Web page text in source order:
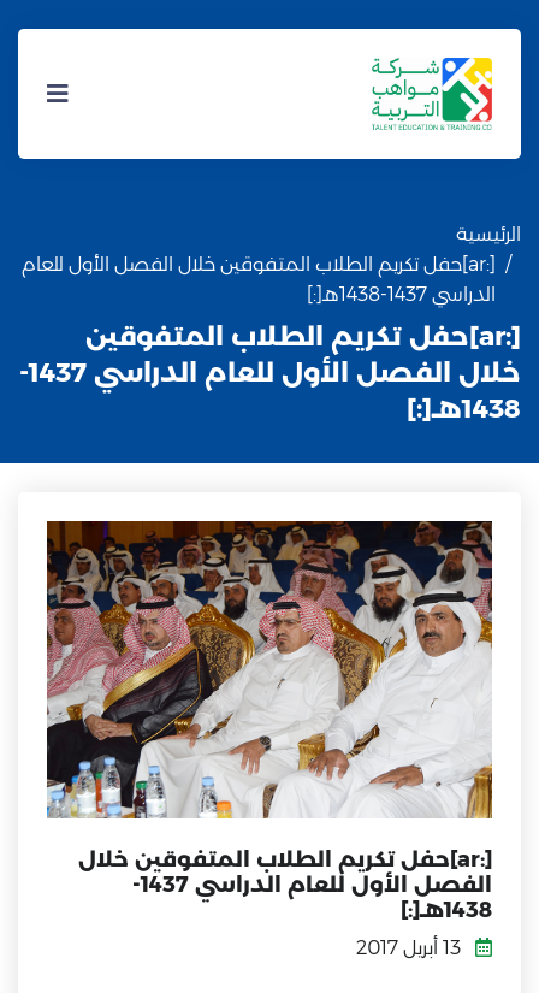
الرئيسية
[:ar]حفل تكريم الطلاب المتفوقين خلال الفصل الأول للعام
الدراسي 1437-1438هـ[:]
[:ar]حفل تكريم الطلاب المتفوقين
خلال الفصل الأول للعام الدراسي 1437-
1438هـ[:]
[:ar]حفل تكريم الطلاب المتفوقين خلال
الفصل الأول للعام الدراسي 1437-
1438هـ[:]